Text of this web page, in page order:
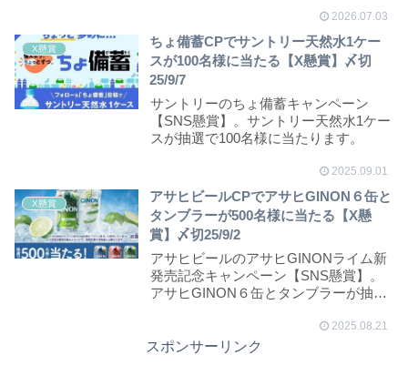
2026.07.03
X懸賞
ちょ備蓄CPでサントリー天然水1ケー
スが100名様に当たる【X懸賞】〆切
25/9/7
サントリーのちょ備蓄キャンペーン
【SNS懸賞】。サントリー天然水1ケー
スが抽選で100名様に当たります。
2025.09.01
X懸賞
アサヒビールCPでアサヒGINON６缶と
タンブラーが500名様に当たる【X懸
賞】〆切25/9/2
アサヒビールのアサヒGINONライム新
発売記念キャンペーン【SNS懸賞】。
アサヒGINON６缶とタンブラーが抽選
2025.08.21
スポンサーリンク